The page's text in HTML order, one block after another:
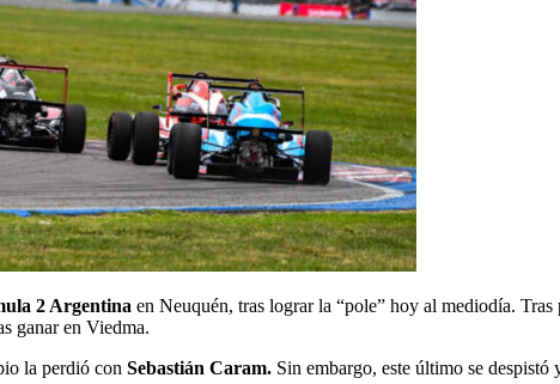
2 Argentina en Neuquén, tras lograr la “pole” hoy al mediodía.
ganar en Viedma.
la perdió con Sebastián Caram. Sin embargo, este último se